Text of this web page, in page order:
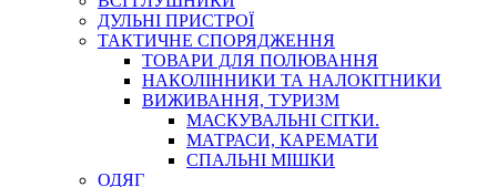
ДУЛЬНІ ПРИСТРОЇ
ТАКТИЧНЕ СПОРЯДЖЕННЯ
ТОВАРИ ДЛЯ ПОЛЮВАННЯ
НАКОЛІННИКИ ТА НАЛОКІТНИКИ
ВИЖИВАННЯ, ТУРИЗМ
МАСКУВАЛЬНІ СІТКИ.
МАТРАСИ, КАРЕМАТИ
СПАЛЬНІ МІШКИ
ОДЯГ